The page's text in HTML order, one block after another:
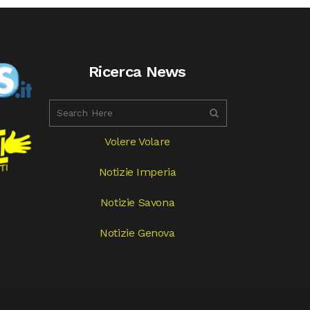
Ricerca News
Volere Volare
Notizie Imperia
Notizie Savona
Notizie Genova